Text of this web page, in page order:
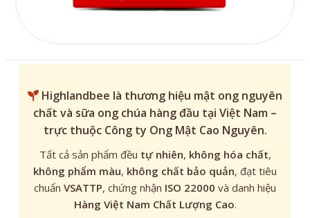
Highlandbee là thương hiệu mật ong nguyên
chất và sữa ong chúa hàng đầu tại Việt Nam –
trực thuộc Công ty Ong Mật Cao Nguyên.
Tất cả sản phẩm đều tự nhiên, không hóa chất,
không phẩm màu, không chất bảo quản, đạt tiêu
chuẩn VSATTP, chứng nhận ISO 22000 và danh hiệu
Hàng Việt Nam Chất Lượng Cao.